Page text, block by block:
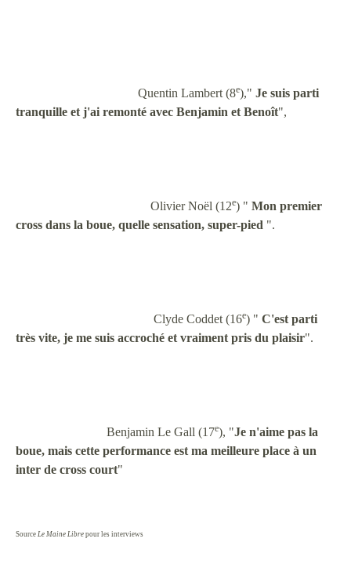
Quentin Lambert (8e)," Je suis parti
tranquille et j'ai remonté avec Benjamin et Benoît",
Olivier Noël (12e) " Mon premier
cross dans la boue, quelle sensation, super-pied ".
Clyde Coddet (16e) " C'est parti
très vite, je me suis accroché et vraiment pris du plaisir".
Benjamin Le Gall (17e), "Je n'aime pas la
boue, mais cette performance est ma meilleure place à un
inter de cross court"
Source Le Maine Libre pour les interviews